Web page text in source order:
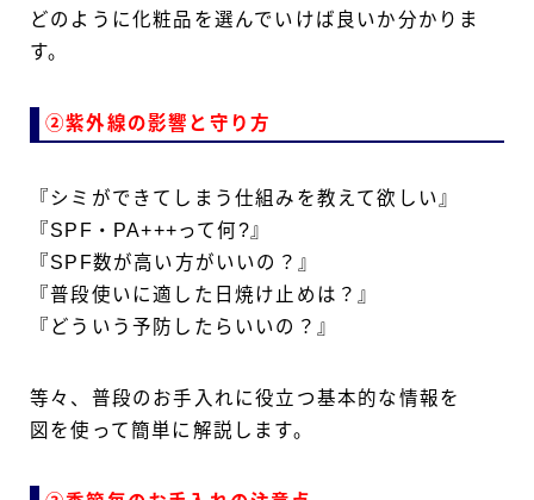
どのように化粧品を選んでいけば良いか分かりま
す。
②紫外線の影響と守り方
『シミができてしまう仕組みを教えて欲しい』
『SPF・PA+++って何?』
『SPF数が高い方がいいの？』
『普段使いに適した日焼け止めは？』
『どういう予防したらいいの？』
等々、普段のお手入れに役立つ基本的な情報を
図を使って簡単に解説します。